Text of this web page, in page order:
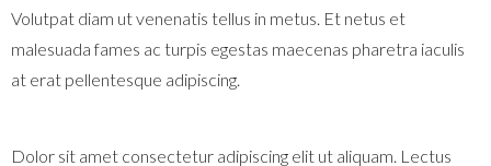
Volutpat diam ut venenatis tellus in metus. Et netus et
malesuada fames ac turpis egestas maecenas pharetra iaculis
at erat pellentesque adipiscing.
Dolor sit amet consectetur adipiscing elit ut aliquam. Lectus